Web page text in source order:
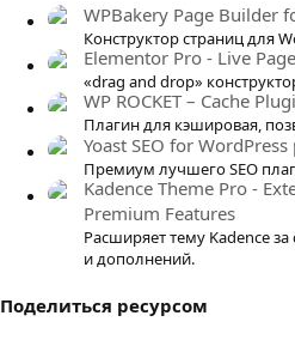
WPBakery Page Builder
Конструктор страниц для
Elementor Pro - Live
«drag and drop»
WP ROCKET – Cache
Плагин для кэшировая,
Yoast SEO for
Премиум лучшего SEO
Kadence Theme Pro -
Premium Features
Расширяет тему Kadence
и дополнений.
Поделиться ресурсом